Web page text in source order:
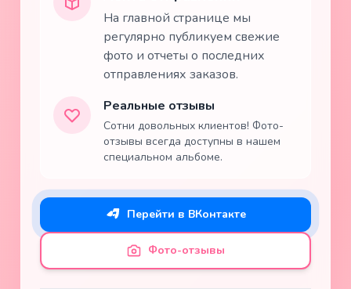
На главной странице мы
регулярно публикуем свежие
фото и отчеты о последних
отправлениях заказов.
Реальные отзывы
Сотни довольных клиентов! Фото-
отзывы всегда доступны в нашем
специальном альбоме.
Перейти в ВКонтакте
Фото-отзывы